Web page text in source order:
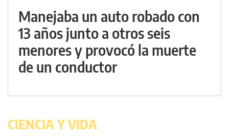
Manejaba un auto robado con
13 años junto a otros seis
menores y provocó la muerte
de un conductor
CIENCIA Y VIDA